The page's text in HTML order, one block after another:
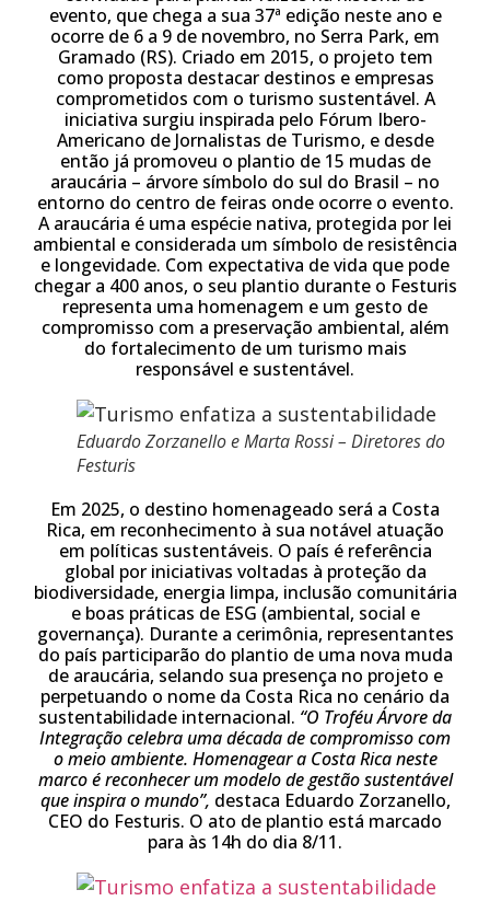
evento, que chega a sua 37ª edição neste ano e
ocorre de 6 a 9 de novembro, no Serra Park, em
Gramado (RS). Criado em 2015, o projeto tem
como proposta destacar destinos e empresas
comprometidos com o turismo sustentável. A
iniciativa surgiu inspirada pelo Fórum Ibero-
Americano de Jornalistas de Turismo, e desde
então já promoveu o plantio de 15 mudas de
araucária – árvore símbolo do sul do Brasil – no
entorno do centro de feiras onde ocorre o evento.
A araucária é uma espécie nativa, protegida por lei
ambiental e considerada um símbolo de resistência
e longevidade. Com expectativa de vida que pode
chegar a 400 anos, o seu plantio durante o Festuris
representa uma homenagem e um gesto de
compromisso com a preservação ambiental, além
do fortalecimento de um turismo mais
responsável e sustentável.
Eduardo Zorzanello e Marta Rossi – Diretores do
Festuris
Em 2025, o destino homenageado será a Costa
Rica, em reconhecimento à sua notável atuação
em políticas sustentáveis. O país é referência
global por iniciativas voltadas à proteção da
biodiversidade, energia limpa, inclusão comunitária
e boas práticas de ESG (ambiental, social e
governança). Durante a cerimônia, representantes
do país participarão do plantio de uma nova muda
de araucária, selando sua presença no projeto e
perpetuando o nome da Costa Rica no cenário da
sustentabilidade internacional. “O Troféu Árvore da
Integração celebra uma década de compromisso com
o meio ambiente. Homenagear a Costa Rica neste
marco é reconhecer um modelo de gestão sustentável
que inspira o mundo”, destaca Eduardo Zorzanello,
CEO do Festuris. O ato de plantio está marcado
para às 14h do dia 8/11.